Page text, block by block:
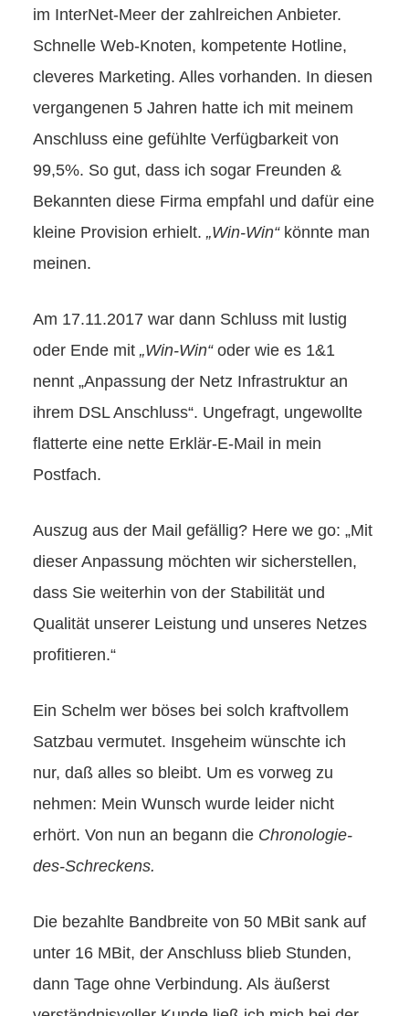
im InterNet-Meer der zahlreichen Anbieter.
Schnelle Web-Knoten, kompetente Hotline,
cleveres Marketing. Alles vorhanden. In diesen
vergangenen 5 Jahren hatte ich mit meinem
Anschluss eine gefühlte Verfügbarkeit von
99,5%. So gut, dass ich sogar Freunden &
Bekannten diese Firma empfahl und dafür eine
kleine Provision erhielt. „Win-Win“könnte man
meinen.
Am 17.11.2017 war dann Schluss mit lustig
oder Ende mit „Win-Win“oder wie es 1&1
nennt „Anpassung der Netz Infrastruktur an
ihrem DSL Anschluss“. Ungefragt, ungewollte
flatterte eine nette Erklär-E-Mail in mein
Postfach.
Auszug aus der Mail gefällig? Here we go: „Mit
dieser Anpassung möchten wir sicherstellen,
dass Sie weiterhin von der Stabilität und
Qualität unserer Leistung und unseres Netzes
profitieren.“
Ein Schelm wer böses bei solch kraftvollem
Satzbau vermutet. Insgeheim wünschte ich
nur, daß alles so bleibt. Um es vorweg zu
nehmen: Mein Wunsch wurde leider nicht
erhört. Von nun an begann die Chronologie-
des-Schreckens.
Die bezahlte Bandbreite von 50 MBit sank auf
unter 16 MBit, der Anschluss blieb Stunden,
dann Tage ohne Verbindung. Als äußerst